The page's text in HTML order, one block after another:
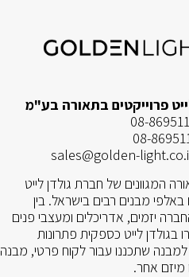
פרוייקטים בתאורה בע"מ
08-
08-
sales@golden-
המגוונים של חברת גולדן לייט
באלפי מבנים רבים בישראל. בין
יזמים, אדריכלים ומעצבי פנים
בגולדן לייט כספקית פתרונות
שתכננו עבור לקוח פרטי, מבנה
מיזם אחר.